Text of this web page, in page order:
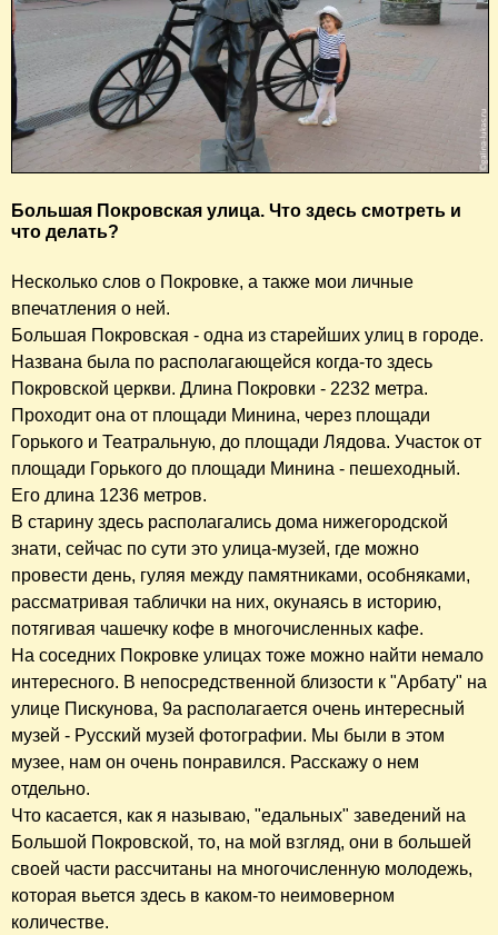
Большая Покровская улица. Что здесь смотреть и
что делать?
Несколько слов о Покровке, а также мои личные
впечатления о ней.
Большая Покровская - одна из старейших улиц в городе.
Названа была по располагающейся когда-то здесь
Покровской церкви. Длина Покровки - 2232 метра.
Проходит она от площади Минина, через площади
Горького и Театральную, до площади Лядова. Участок от
площади Горького до площади Минина - пешеходный.
Его длина 1236 метров.
В старину здесь располагались дома нижегородской
знати, сейчас по сути это улица-музей, где можно
провести день, гуляя между памятниками, особняками,
рассматривая таблички на них, окунаясь в историю,
потягивая чашечку кофе в многочисленных кафе.
На соседних Покровке улицах тоже можно найти немало
интересного. В непосредственной близости к "Арбату" на
улице Пискунова, 9а располагается очень интересный
музей - Русский музей фотографии. Мы были в этом
музее, нам он очень понравился. Расскажу о нем
отдельно.
Что касается, как я называю, "едальных" заведений на
Большой Покровской, то, на мой взгляд, они в большей
своей части рассчитаны на многочисленную молодежь,
которая вьется здесь в каком-то неимоверном
количестве.